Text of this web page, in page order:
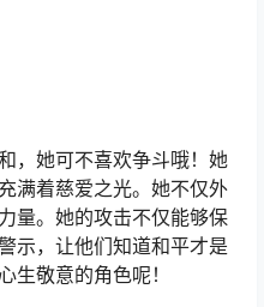
，她可不喜欢争斗哦！她
满着慈爱之光。她不仅外
量。她的攻击不仅能够保
示，让他们知道和平才是
生敬意的角色呢！